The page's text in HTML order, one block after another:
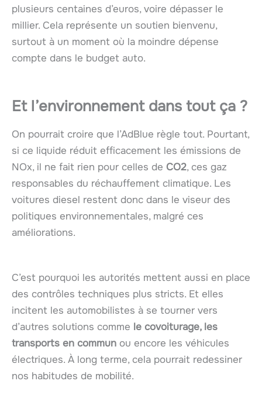
plusieurs centaines d’euros, voire dépasser le
millier. Cela représente un soutien bienvenu,
surtout à un moment où la moindre dépense
compte dans le budget auto.
Et l’environnement dans tout ça ?
On pourrait croire que l’AdBlue règle tout. Pourtant,
si ce liquide réduit efficacement les émissions de
NOx, il ne fait rien pour celles de CO2, ces gaz
responsables du réchauffement climatique. Les
voitures diesel restent donc dans le viseur des
politiques environnementales, malgré ces
améliorations.
C’est pourquoi les autorités mettent aussi en place
des contrôles techniques plus stricts. Et elles
incitent les automobilistes à se tourner vers
d’autres solutions comme le covoiturage, les
transports en commun ou encore les véhicules
électriques. À long terme, cela pourrait redessiner
nos habitudes de mobilité.